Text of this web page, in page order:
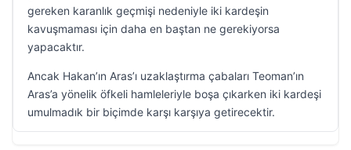
gereken karanlık geçmişi nedeniyle iki kardeşin
kavuşmaması için daha en baştan ne gerekiyorsa
yapacaktır.
Ancak Hakan’ın Aras’ı uzaklaştırma çabaları Teoman’ın
Aras’a yönelik öfkeli hamleleriyle boşa çıkarken iki kardeşi
umulmadık bir biçimde karşı karşıya getirecektir.